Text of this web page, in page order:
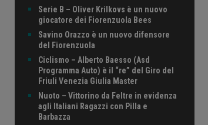
Serie B – Oliver Krilkovs è un nuovo
giocatore dei Fiorenzuola Bees
Savino Orazzo è un nuovo difensore
del Fiorenzuola
Ciclismo – Alberto Baesso (Asd
Programma Auto) è il “re” del Giro del
Friuli Venezia Giulia Master
Nuoto – Vittorino da Feltre in evidenza
agli Italiani Ragazzi con Pilla e
Barbazza